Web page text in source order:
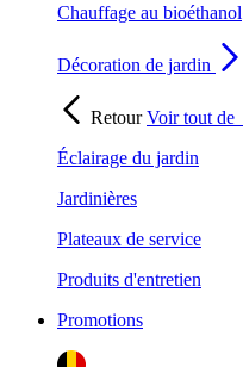
Chauffage au bioéthanol
Décoration de jardin
RetourVoir tout de
Éclairage du jardin
Jardinières
Plateaux de service
Produits d'entretien
Promotions